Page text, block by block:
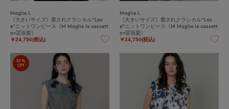
Maglie L
《大きいサイズ》愛されクラシカル“Lac
e”ニットワンピース《M Maglie le cassett
o×冨張愛》
￥24,750(税込)
Maglie L
《大きいサイズ》愛されクラシカル“Lac
e”ニットワンピース《M Maglie le cassett
o×冨張愛》
￥24,750(税込)
50%
OFF